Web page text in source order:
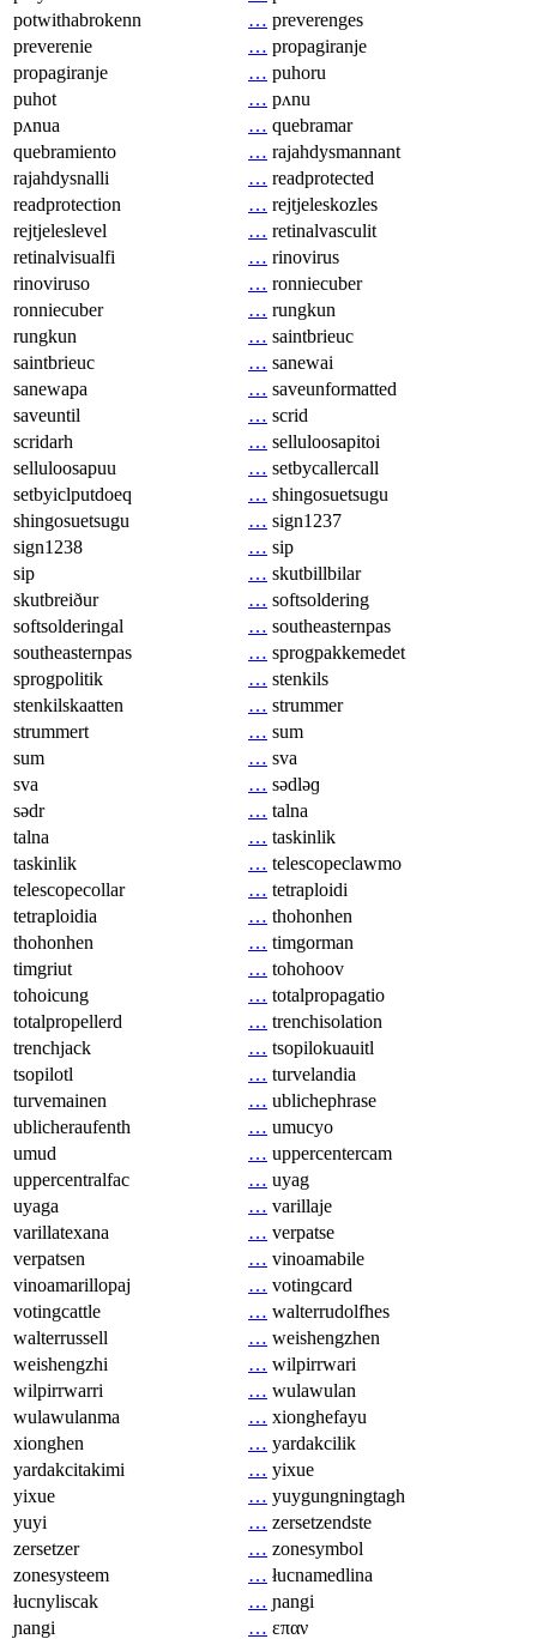
potwithabrokenn
… preverenges
preverenie
… propagiranje
propagiranje
… puhoru
puhot
… pʌnu
pʌnua
… quebramar
quebramiento
… rajahdysmannant
rajahdysnalli
… readprotected
readprotection
… rejtjeleskozles
rejtjeleslevel
… retinalvasculit
retinalvisualfi
… rinovirus
rinoviruso
… ronniecuber
ronniecuber
… rungkun
rungkun
… saintbrieuc
saintbrieuc
… sanewai
sanewapa
… saveunformatted
saveuntil
… scrid
scridarh
… selluloosapitoi
selluloosapuu
… setbycallercall
setbyiclputdoeq
… shingosuetsugu
shingosuetsugu
… sign1237
sign1238
… sip
sip
… skutbillbilar
skutbreiður
… softsoldering
softsolderingal
… southeasternpas
southeasternpas
… sprogpakkemedet
sprogpolitik
… stenkils
stenkilskaatten
… strummer
strummert
… sum
sum
… sva
sva
… sədləɡ
sədr
… talna
talna
… taskinlik
taskinlik
… telescopeclawmo
telescopecollar
… tetraploidi
tetraploidia
… thohonhen
thohonhen
… timgorman
timgriut
… tohohoov
tohoicung
… totalpropagatio
totalpropellerd
… trenchisolation
trenchjack
… tsopilokuauitl
tsopilotl
… turvelandia
turvemainen
… ublichephrase
ublicheraufenth
… umucyo
umud
… uppercentercam
uppercentralfac
… uyag
uyaga
… varillaje
varillatexana
… verpatse
verpatsen
… vinoamabile
vinoamarillopaj
… votingcard
votingcattle
… walterrudolfhes
walterrussell
… weishengzhen
weishengzhi
… wilpirrwari
wilpirrwarri
… wulawulan
wulawulanma
… xionghefayu
xionghen
… yardakcilik
yardakcitakimi
… yixue
yixue
… yuygungningtagh
yuyi
… zersetzendste
zersetzer
… zonesymbol
zonesysteem
… łucnamedlina
łucnyliscak
… ɲangi
ɲangi
… επαν